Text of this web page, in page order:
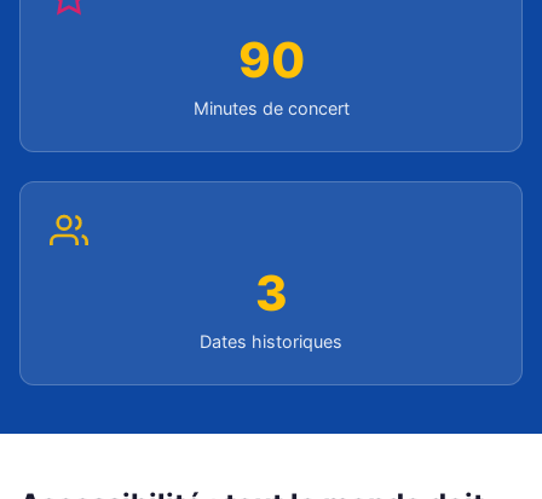
90
Minutes de concert
3
Dates historiques